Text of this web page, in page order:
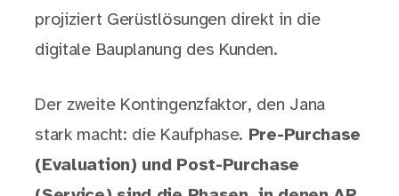
projiziert Gerüstlösungen direkt in die
digitale Bauplanung des Kunden.
Der zweite Kontingenzfaktor, den Jana
stark macht: die Kaufphase. Pre-Purchase
(Evaluation) und Post-Purchase